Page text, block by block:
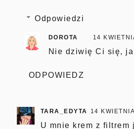
Odpowiedzi
DOROTA 14
Nie dziwię Ci się,
ODPOWIEDZ
TARA_EDYTA 14
U mnie krem z filtrem